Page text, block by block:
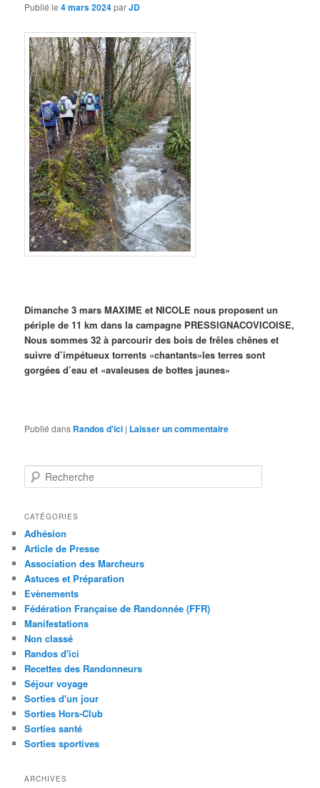
Publié le4 mars 2024parJD
Dimanche 3 mars MAXIME et NICOLE nous proposent un
périple de 11 km dans la campagne PRESSIGNACOVICOISE,
Nous sommes 32 à parcourir des bois de frêles chênes et
suivre d’impétueux torrents «chantants»les terres sont
gorgées d’eau et «avaleuses de bottes jaunes»
Publié dans Randos d'ici | Laisser un commentaire
e
h
r
c
h
e
CATÉGORIES
Adhésion
Article de Presse
Association des Marcheurs
Astuces et Préparation
Evènements
Fédération Française de Randonnée (FFR)
Manifestations
Non classé
Randos d'ici
Recettes des Randonneurs
Séjour voyage
Sorties d'un jour
Sorties Hors-Club
Sorties santé
Sorties sportives
ARCHIVES